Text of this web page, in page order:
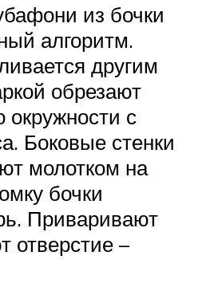
из бочки
алгоритм.
другим
обрезают
окружности с
Боковые стенки
молотком на
бочки
Приваривают
отверстие –